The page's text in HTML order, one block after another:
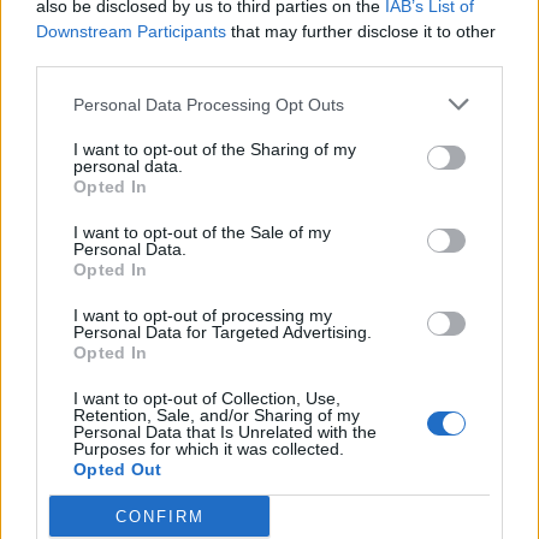
also be disclosed by us to third parties on the IAB’s List of
Downstream Participants that may further disclose it to other
Personal Data Processing Opt Outs
I want to opt-out of the Sharing of my
personal data.
Opted In
I want to opt-out of the Sale of my
Personal Data.
Opted In
I want to opt-out of processing my
Personal Data for Targeted Advertising.
Opted In
I want to opt-out of Collection, Use,
Retention, Sale, and/or Sharing of my
Personal Data that Is Unrelated with the
Purposes for which it was collected.
Opted Out
CONFIRM
Comentari:
Deseu el meu nom, el correu electrònic i el lloc web en
aquest navegador per a la propera vegada que comenti.
Captcha10 + 2 = ?
Please
enter